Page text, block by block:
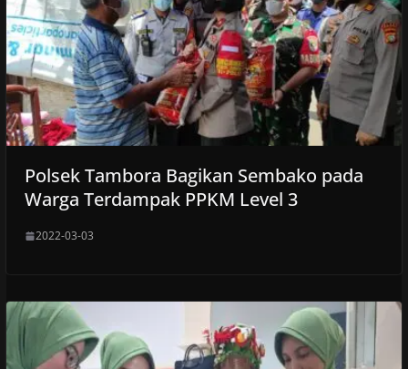
Polsek Tambora Bagikan Sembako pada
Warga Terdampak PPKM Level 3
2022-03-03